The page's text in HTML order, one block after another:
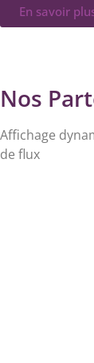
En savoir
Nos
Affichage
de flux